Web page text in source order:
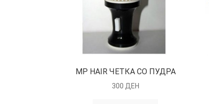
MP HAIR ЧЕТКА СО ПУДРА
300 ДЕН